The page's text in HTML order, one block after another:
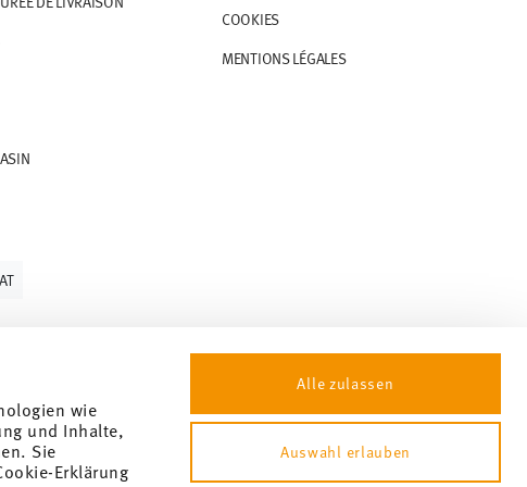
wie
und Inhalte,
Sie
Erklärung
Alle zulassen
Auswahl erlauben
COOKIES
MENTIONS LÉGALES